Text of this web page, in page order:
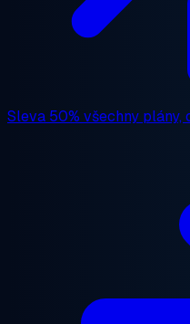
Sleva 50% všechny plány,